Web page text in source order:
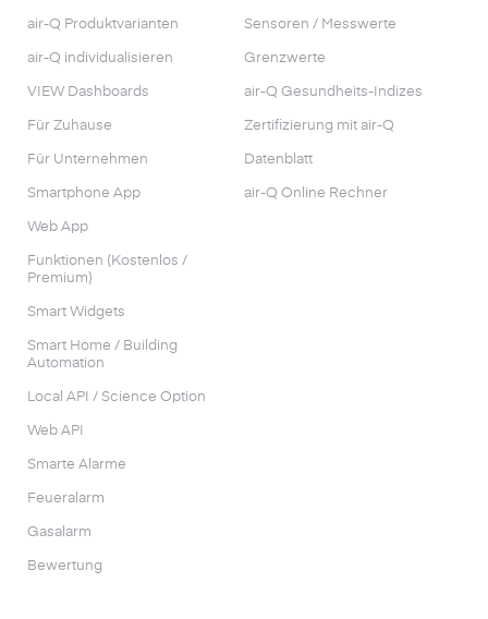
air-Q Produktvarianten
air-Q individualisieren
VIEW Dashboards
Für Zuhause
Für Unternehmen
Smartphone App
Web App
Funktionen (Kostenlos /
Premium)
Smart Widgets
Smart Home / Building
Automation
Local API / Science Option
Web API
Smarte Alarme
Feueralarm
Gasalarm
Bewertung
Sensoren / Messwerte
Grenzwerte
air-Q Gesundheits-Indizes
Zertifizierung mit air-Q
Datenblatt
air-Q Online Rechner